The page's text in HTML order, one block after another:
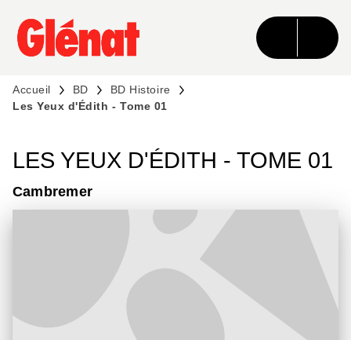
MENU RECHERCHE CONTENU
PIED DE PAGE
Accueil BD
BD Histoire
Les Yeux d'Édith - Tome 01
LES YEUX D'ÉDITH - TOME 01
Cambremer